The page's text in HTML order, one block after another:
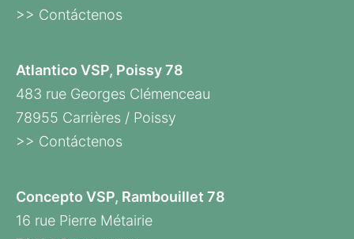
>> Contáctenos
Atlantico VSP, Poissy 78
483 rue Georges Clémenceau
78955 Carrières / Poissy
>> Contáctenos
Concepto VSP, Rambouillet 78
16 rue Pierre Métairie